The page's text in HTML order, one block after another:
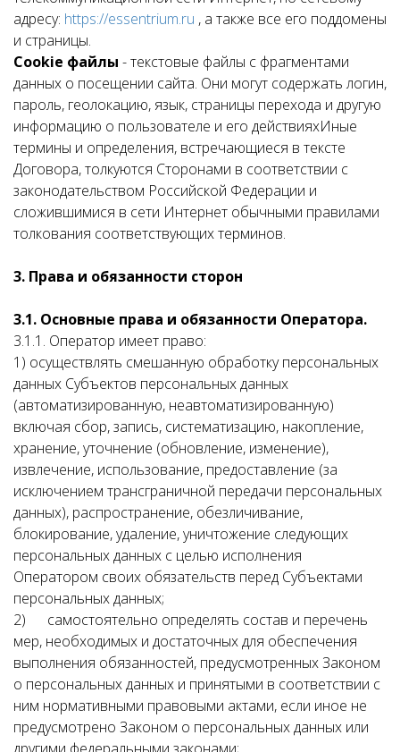
адресу: https://essentrium.ru , а также все его поддомены
и страницы.
Сookie файлы - текстовые файлы с фрагментами
данных о посещении сайта. Они могут содержать логин,
пароль, геолокацию, язык, страницы перехода и другую
информацию о пользователе и его действияхИные
термины и определения, встречающиеся в тексте
Договора, толкуются Сторонами в соответствии с
законодательством Российской Федерации и
сложившимися в сети Интернет обычными правилами
толкования соответствующих терминов.
3. Права и обязанности сторон
3.1. Основные права и обязанности Оператора.
3.1.1. Оператор имеет право:
1) осуществлять смешанную обработку персональных
данных Субъектов персональных данных
(автоматизированную, неавтоматизированную)
включая сбор, запись, систематизацию, накопление,
хранение, уточнение (обновление, изменение),
извлечение, использование, предоставление (за
исключением трансграничной передачи персональных
данных), распространение, обезличивание,
блокирование, удаление, уничтожение следующих
персональных данных с целью исполнения
Оператором своих обязательств перед Субъектами
персональных данных;
2) самостоятельно определять состав и перечень
мер, необходимых и достаточных для обеспечения
выполнения обязанностей, предусмотренных Законом
о персональных данных и принятыми в соответствии с
ним нормативными правовыми актами, если иное не
предусмотрено Законом о персональных данных или